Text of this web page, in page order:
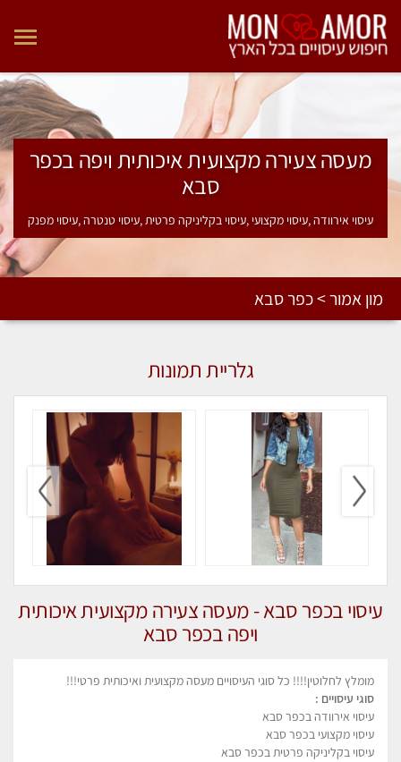
מעסה צעירה מקצועית איכותית ויפה בכפר
סבא
עיסוי אירוודה ,עיסוי מקצועי ,עיסוי בקליניקה פרטית ,עיסוי טנטרה ,עיסוי מפנק
מון אמור > כפר סבא
עיסוי בכפר סבא - מעסה צעירה מקצועית איכותית
ויפה בכפר סבא
מומלץ לחלוטין!!!! כל סוגי העיסויים מעסה מקצועית ואיכותית פרטי!!!
סוגי עיסויים :
עיסוי אירוודה בכפר סבא
עיסוי מקצועי בכפר סבא
עיסוי בקליניקה פרטית בכפר סבא
גלריית תמונות